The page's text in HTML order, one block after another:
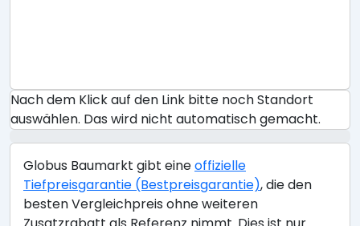
Nach dem Klick auf den Link bitte noch Standort
auswählen. Das wird nicht automatisch gemacht.
Globus Baumarkt gibt eineoffizielle
Tiefpreisgarantie (Bestpreisgarantie), die den
besten Vergleichpreis ohne weiteren